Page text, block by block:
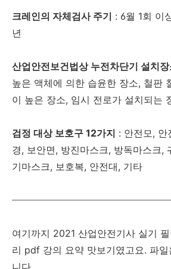
크레인의 자체검사 주기 : 6월 1회 이
년
산업안전보건법상 누전차단기 설치
높은 액체에 의한 습윤한 장소, 철판
이 높은 장소, 임시 전로가 설치되는
검정 대상 보호구 12가지 : 안전모, 안
경, 보안면, 방진마스크, 방독마스크,
기마스크, 보호복, 안전대, 기타
여기까지 2021 산업안전기사 실기
리 pdf 강의 요약 맛보기였고요. 파